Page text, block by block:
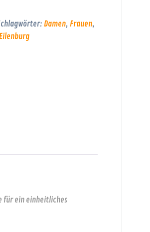
Damen, Frauen,
für ein einheitliches